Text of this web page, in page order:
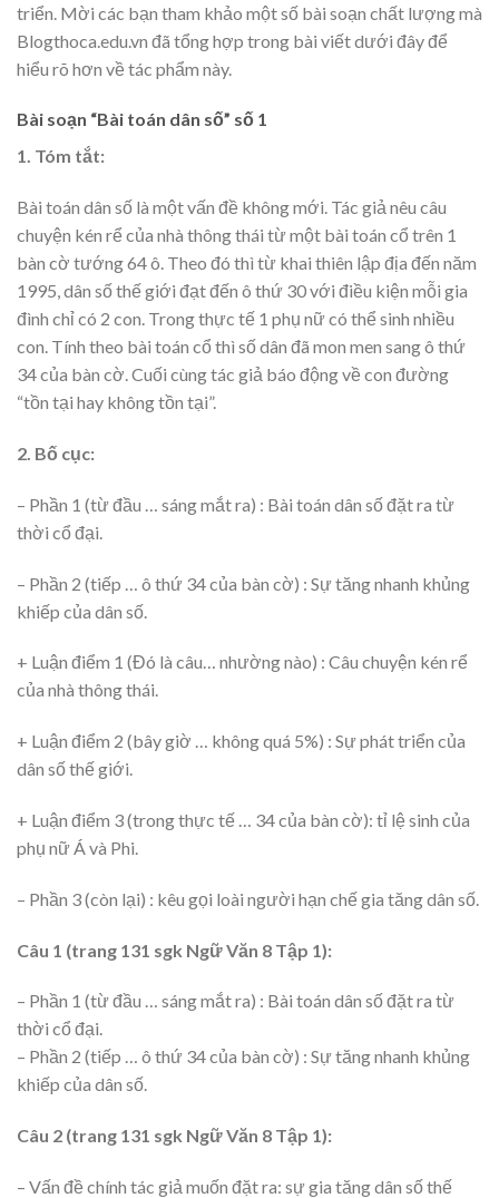
triển. Mời các bạn tham khảo một số bài soạn chất lượng mà
Blogthoca.edu.vn đã tổng hợp trong bài viết dưới đây để
hiểu rõ hơn về tác phẩm này.
Bài soạn “Bài toán dân số” số 1
1. Tóm tắt:
Bài toán dân số là một vấn đề không mới. Tác giả nêu câu
chuyện kén rể của nhà thông thái từ một bài toán cổ trên 1
bàn cờ tướng 64 ô. Theo đó thì từ khai thiên lập địa đến năm
1995, dân số thế giới đạt đến ô thứ 30 với điều kiện mỗi gia
đình chỉ có 2 con. Trong thực tế 1 phụ nữ có thể sinh nhiều
con. Tính theo bài toán cổ thì số dân đã mon men sang ô thứ
34 của bàn cờ. Cuối cùng tác giả báo động về con đường
“tồn tại hay không tồn tại”.
2. Bố cục:
– Phần 1 (từ đầu … sáng mắt ra) : Bài toán dân số đặt ra từ
thời cổ đại.
– Phần 2 (tiếp … ô thứ 34 của bàn cờ) : Sự tăng nhanh khủng
khiếp của dân số.
+ Luận điểm 1 (Đó là câu… nhường nào) : Câu chuyện kén rể
của nhà thông thái.
+ Luận điểm 2 (bây giờ … không quá 5%) : Sự phát triển của
dân số thế giới.
+ Luận điểm 3 (trong thực tế … 34 của bàn cờ): tỉ lệ sinh của
phụ nữ Á và Phi.
– Phần 3 (còn lại) : kêu gọi loài người hạn chế gia tăng dân số.
Câu 1 (trang 131 sgk Ngữ Văn 8 Tập 1):
– Phần 1 (từ đầu … sáng mắt ra) : Bài toán dân số đặt ra từ
thời cổ đại.
– Phần 2 (tiếp … ô thứ 34 của bàn cờ) : Sự tăng nhanh khủng
khiếp của dân số.
Câu 2 (trang 131 sgk Ngữ Văn 8 Tập 1):
– Vấn đề chính tác giả muốn đặt ra: sự gia tăng dân số thế